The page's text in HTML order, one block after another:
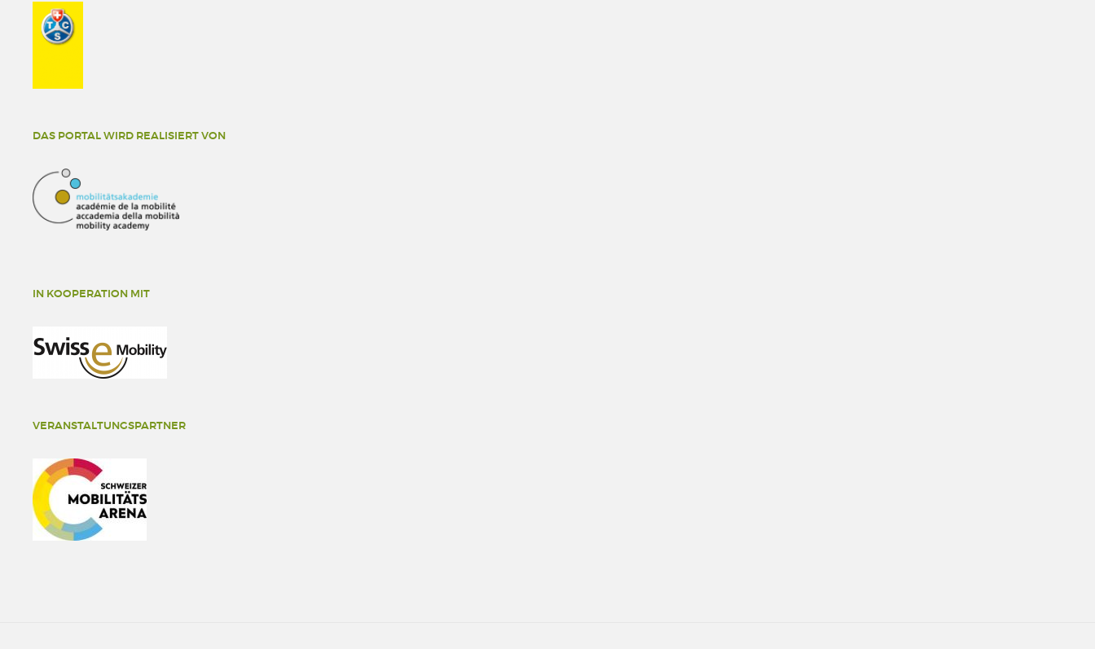
DAS PORTAL WIRD REALISIERT VON
IN KOOPERATION MIT
VERANSTALTUNGSPARTNER